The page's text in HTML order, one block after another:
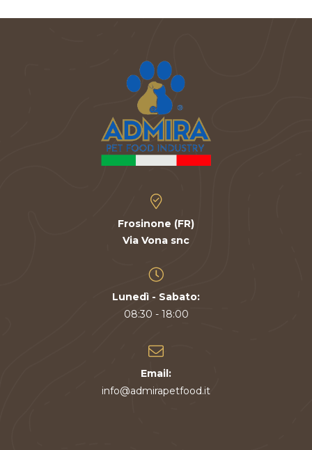
Frosinone (FR)
Via Vona snc
Lunedì - Sabato:
08:30 - 18:00
Email:
info@admirapetfood.it